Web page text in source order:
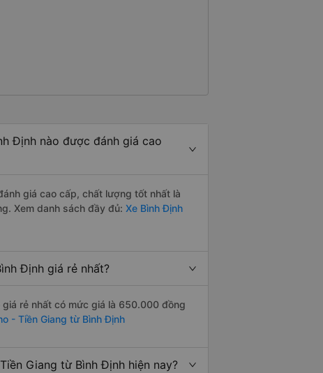
Định nào được đánh giá cao
giá cao cấp, chất lượng tốt nhất là
Xem danh sách đầy đủ: Xe Bình Định
Định giá rẻ nhất?
giá rẻ nhất có mức giá là 650.000 đồng
- Tiền Giang từ Bình Định
Giang từ Bình Định hiện nay?